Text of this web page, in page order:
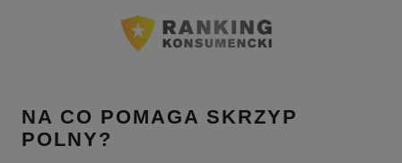
NA CO POMAGA SKRZYP
POLNY?